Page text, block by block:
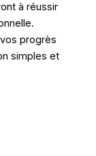
à réussir
progrès
simples et